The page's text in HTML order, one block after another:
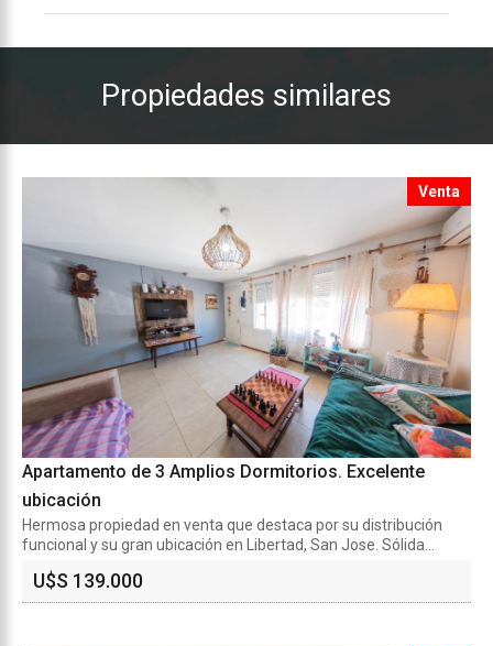
Propiedades similares
Venta
Apartamento de 3 Amplios Dormitorios. Excelente
ubicación
Hermosa propiedad en venta que destaca por su distribución
funcional y su gran ubicación en Libertad, San Jose. Sólida...
U$S 139.000